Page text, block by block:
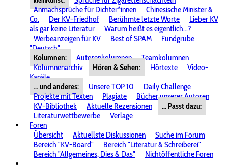
Anmachsprüche für Dichter*innen
Chinesische Minister &
Co.
Der KV-Friedhof Berühmte letzte Worte
Lieber KV
als gar keine Literatur
Warum heißt es eigentlich...?
Werbeanzeigen für KV
Best of SPAM
Fundgrube
"Deutsch"
Kolumnen:
Autorenkolumnen
Teamkolumnen
Kolumnenarchiv
Hören & Sehen: Hörtexte
Video-
Kanäle
... und anderes:
Unsere TOP 10
Daily Challenge
Projekte mit Texten
Plagiate
Bücher unserer Autoren
KV-Bibliothek
Aktuelle Rezensionen
... Passt dazu:
Literaturwettbewerbe
Verlage
Foren
Übersicht
Aktuellste Diskussionen
Suche im Forum
Bereich "KV-Board"
Bereich "Literatur & Schreiberei"
Bereich "Allgemeines, Dies & Das"
Nichtöffentliche Foren